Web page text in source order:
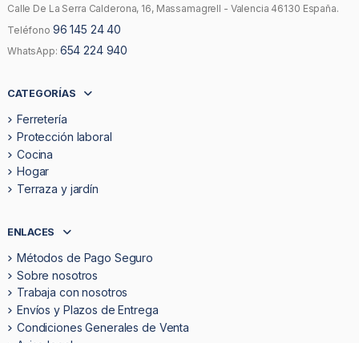
Calle De La Serra Calderona, 16, Massamagrell - Valencia 46130 España.
Teléfono 96 145 24 40
WhatsApp: 654 224 940
CATEGORÍAS
Ferretería
Protección laboral
Cocina
Hogar
Terraza y jardín
ENLACES
Métodos de Pago Seguro
Sobre nosotros
Trabaja con nosotros
Envíos y Plazos de Entrega
Condiciones Generales de Venta